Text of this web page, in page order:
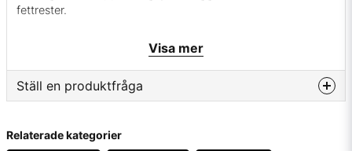
fettrester.
grader för optimal vidhäftning.
✔ Ta bort skyddspappret varsamt utan att dra med vinyl.
med försiktighet. Upprepa tryckningen vid behov för att
Visa mer
Ställ en produktfråga
Fråga oss något om denna produkten...
Relaterade kategorier